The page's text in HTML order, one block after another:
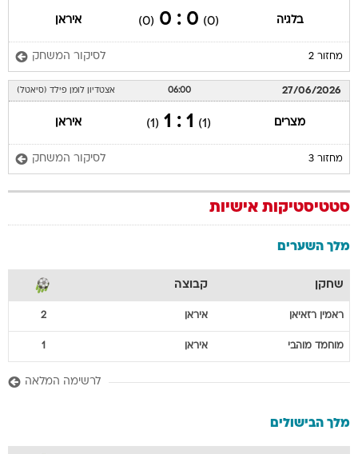
בלגיה (0)
0 : 0
(0) איראן
מחזור 2 לסיקור המשחק
27/06/2026
06:00 אצטדיון לומן פילד (סיאטל)
מצרים (1)
1 : 1
(1) איראן
מחזור 3 לסיקור המשחק
סטטיסטיקות אישיות
מלך השערים
שחקן קבוצה
ראמין רזאיאן איראן 2
מוחמד מוהבי איראן 1
לרשימה המלאה
מלך הבישולים